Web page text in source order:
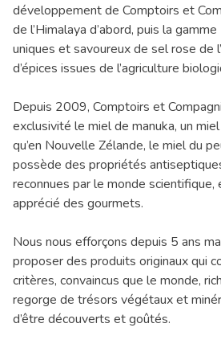
développement de Comptoirs et
de l’Himalaya d’abord, puis la
uniques et savoureux de sel rose de
d’épices issues de l’agriculture
Depuis 2009, Comptoirs et
exclusivité le miel de manuka, un
qu’en Nouvelle Zélande, le miel du
possède des propriétés
reconnues par le monde scientifique,
apprécié des gourmets.
Nous nous efforçons depuis 5 ans
proposer des produits originaux qui
critères, convaincus que le monde,
regorge de trésors végétaux et
d’être découverts et goûtés.